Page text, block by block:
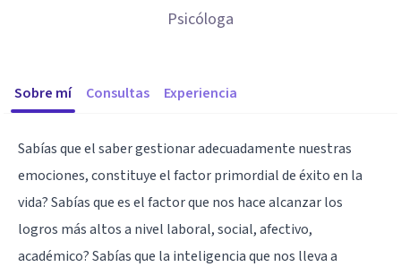
Psicóloga
Sobre mí Consultas Experiencia
Sabías que el saber gestionar adecuadamente nuestras
emociones, constituye el factor primordial de éxito en la
vida? Sabías que es el factor que nos hace alcanzar los
logros más altos a nivel laboral, social, afectivo,
académico? Sabías que la inteligencia que nos lleva a